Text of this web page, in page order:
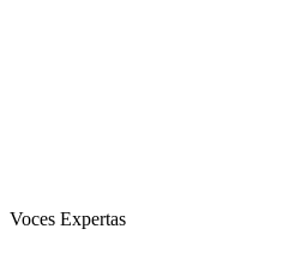
Voces Expertas